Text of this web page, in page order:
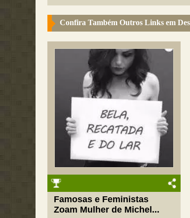
Confira Também Outros Links em
Famosas e Feministas
Zoam Mulher de Michel...